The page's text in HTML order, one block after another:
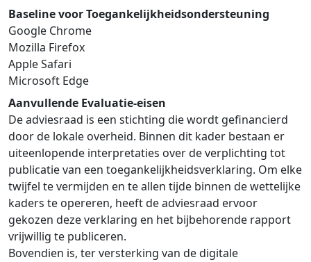
Baseline voor Toegankelijkheidsondersteuning
Google Chrome
Mozilla Firefox
Apple Safari
Microsoft Edge
Aanvullende Evaluatie-eisen
De adviesraad is een stichting die wordt gefinancierd
door de lokale overheid. Binnen dit kader bestaan er
uiteenlopende interpretaties over de verplichting tot
publicatie van een toegankelijkheidsverklaring. Om elke
twijfel te vermijden en te allen tijde binnen de wettelijke
kaders te opereren, heeft de adviesraad ervoor
gekozen deze verklaring en het bijbehorende rapport
vrijwillig te publiceren.
Bovendien is, ter versterking van de digitale